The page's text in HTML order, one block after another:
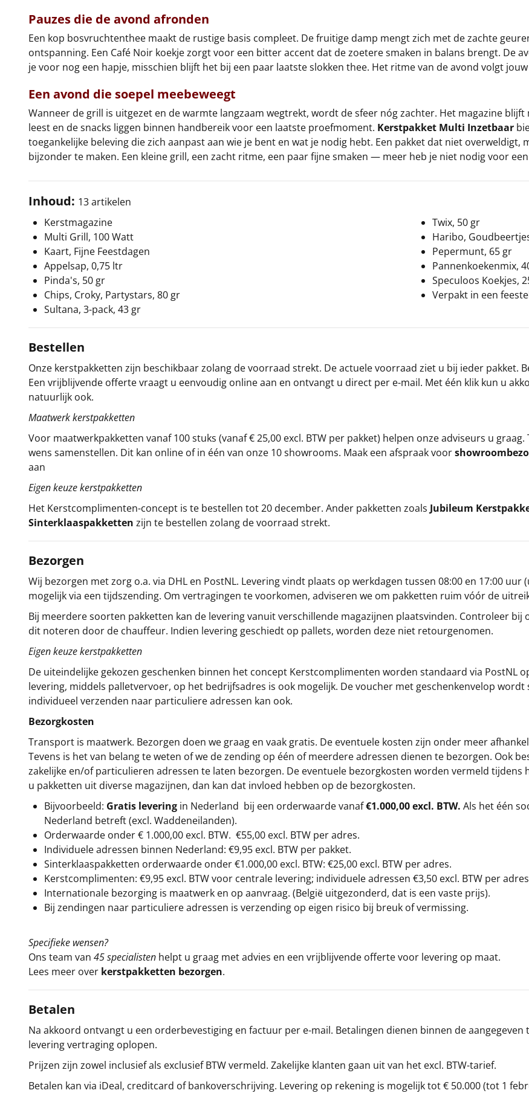
Pauzes die de avond afronden
Een kop bosvruchtenthee maakt de rustige basis compleet. De fruitige damp mengt zich met de zachte
ontspanning. Een Café Noir koekje zorgt voor een bitter accent dat de zoetere smaken in balans brengt. De
je voor nog een hapje, misschien blijft het bij een paar laatste slokken thee. Het ritme van de avond volgt
Een avond die soepel meebeweegt
Wanneer de grill is uitgezet en de warmte langzaam wegtrekt, wordt de sfeer nóg zachter. Het magazine
leest en de snacks liggen binnen handbereik voor een laatste proefmoment. Kerstpakket Multi Inzetbaar
toegankelijke beleving die zich aanpast aan wie je bent en wat je nodig hebt. Een pakket dat niet overweldigt,
bijzonder te maken. Een kleine grill, een zacht ritme, een paar fijne smaken — meer heb je niet nodig voor
Inhoud: 13 artikelen
Kerstmagazine
Multi Grill, 100 Watt
Kaart, Fijne Feestdagen
Appelsap, 0,75 ltr
Pinda's, 50 gr
Chips, Croky, Partystars, 80 gr
Sultana, 3-pack, 43 gr
Twix, 50 gr
Haribo,
Pepermunt, 65 gr
Pannenkoekenmix,
Speculoos Koekjes,
Verpakt in een
Bestellen
Onze kerstpakketten zijn beschikbaar zolang de voorraad strekt. De actuele voorraad ziet u bij ieder pakket.
Een vrijblijvende offerte vraagt u eenvoudig online aan en ontvangt u direct per e-mail. Met één klik kun u
natuurlijk ook.
Maatwerk kerstpakketten
Voor maatwerkpakketten vanaf 100 stuks (vanaf € 25,00 excl. BTW per pakket) helpen onze adviseurs u
wens samenstellen. Dit kan online of in één van onze 10 showrooms. Maak een afspraak voor
aan
Eigen keuze kerstpakketten
Het Kerstcomplimenten-concept is te bestellen tot 20 december. Ander pakketten zoals Jubileum
Sinterklaaspakketten zijn te bestellen zolang de voorraad strekt.
Bezorgen
Wij bezorgen met zorg o.a. via DHL en PostNL. Levering vindt plaats op werkdagen tussen 08:00 en 17:00
mogelijk via een tijdszending. Om vertragingen te voorkomen, adviseren we om pakketten ruim vóór de
Bij meerdere soorten pakketten kan de levering vanuit verschillende magazijnen plaatsvinden. Controleer
dit noteren door de chauffeur. Indien levering geschiedt op pallets, worden deze niet retourgenomen.
Eigen keuze kerstpakketten
De uiteindelijke gekozen geschenken binnen het concept Kerstcomplimenten worden standaard via PostNL
levering, middels palletvervoer, op het bedrijfsadres is ook mogelijk. De voucher met geschenkenvelop
individueel verzenden naar particuliere adressen kan ook.
Bezorgkosten
Transport is maatwerk. Bezorgen doen we graag en vaak gratis. De eventuele kosten zijn onder meer
Tevens is het van belang te weten of we de zending op één of meerdere adressen dienen te bezorgen. Ook
zakelijke en/of particulieren adressen te laten bezorgen. De eventuele bezorgkosten worden vermeld
u pakketten uit diverse magazijnen, dan kan dat invloed hebben op de bezorgkosten.
Bijvoorbeeld: Gratis levering in Nederland bij een orderwaarde vanaf€1.000,00 excl. BTW. Als het één
Nederland betreft (excl. Waddeneilanden).
Orderwaarde onder € 1.000,00 excl. BTW. €55,00 excl. BTW per adres.
Individuele adressen binnen Nederland: €9,95 excl. BTW per pakket.
Sinterklaaspakketten orderwaarde onder €1.000,00 excl. BTW: €25,00 excl. BTW per adres.
Kerstcomplimenten: €9,95 excl. BTW voor centrale levering; individuele adressen €3,50 excl. BTW per
Internationale bezorging is maatwerk en op aanvraag. (België uitgezonderd, dat is een vaste prijs).
Bij zendingen naar particuliere adressen is verzending op eigen risico bij breuk of vermissing.
Specifieke wensen?
Ons team van 45 specialisten helpt u graag met advies en een vrijblijvende offerte voor levering op maat.
Lees meer over kerstpakketten bezorgen.
Betalen
Na akkoord ontvangt u een orderbevestiging en factuur per e-mail. Betalingen dienen binnen de
levering vertraging oplopen.
Prijzen zijn zowel inclusief als exclusief BTW vermeld. Zakelijke klanten gaan uit van het excl. BTW-tarief.
Betalen kan via iDeal, creditcard of bankoverschrijving. Levering op rekening is mogelijk tot € 50.000 (tot 1